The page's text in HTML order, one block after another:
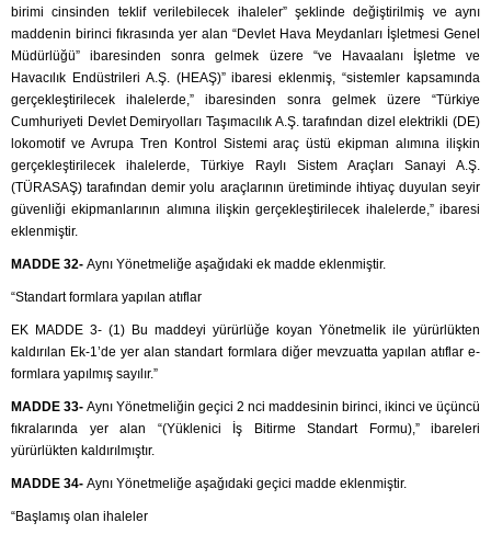
birimi cinsinden teklif verilebilecek ihaleler” şeklinde değiştirilmiş ve aynı
maddenin birinci fıkrasında yer alan “Devlet Hava Meydanları İşletmesi Genel
Müdürlüğü” ibaresinden sonra gelmek üzere “ve Havaalanı İşletme ve
Havacılık Endüstrileri A.Ş. (HEAŞ)” ibaresi eklenmiş, “sistemler kapsamında
gerçekleştirilecek ihalelerde,” ibaresinden sonra gelmek üzere “Türkiye
Cumhuriyeti Devlet Demiryolları Taşımacılık A.Ş. tarafından dizel elektrikli (DE)
lokomotif ve Avrupa Tren Kontrol Sistemi araç üstü ekipman alımına ilişkin
gerçekleştirilecek ihalelerde, Türkiye Raylı Sistem Araçları Sanayi A.Ş.
(TÜRASAŞ) tarafından demir yolu araçlarının üretiminde ihtiyaç duyulan seyir
güvenliği ekipmanlarının alımına ilişkin gerçekleştirilecek ihalelerde,” ibaresi
eklenmiştir.
MADDE 32- Aynı Yönetmeliğe aşağıdaki ek madde eklenmiştir.
“Standart formlara yapılan atıflar
EK MADDE 3- (1) Bu maddeyi yürürlüğe koyan Yönetmelik ile yürürlükten
kaldırılan Ek-1’de yer alan standart formlara diğer mevzuatta yapılan atıflar e-
formlara yapılmış sayılır.”
MADDE 33- Aynı Yönetmeliğin geçici 2 nci maddesinin birinci, ikinci ve üçüncü
fıkralarında yer alan “(Yüklenici İş Bitirme Standart Formu),” ibareleri
yürürlükten kaldırılmıştır.
MADDE 34- Aynı Yönetmeliğe aşağıdaki geçici madde eklenmiştir.
“Başlamış olan ihaleler